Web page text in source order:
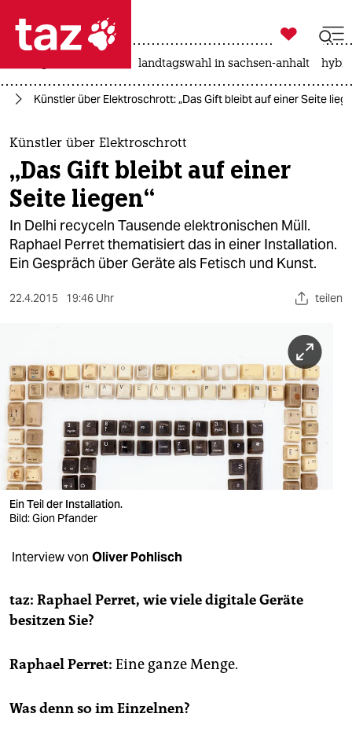
 taz zahl ich
taz zahl ich
themen
politik
öko
gesellschaft
nord
wahrheit
verlag
verlag
veranstaltungen
shop
unterstützen
genossenschaft
epaper login

taz zahl ich
landtagswahl in sachsen-anhalt
Künstler über Elektroschrott: „Das Gift bleibt auf einer Seite
Künstler über Elektroschrott
„Das Gift bleibt auf einer
Seite liegen“
In Delhi recyceln Tausende elektronischen Müll.
Raphael Perret thematisiert das in einer Installation.
Ein Gespräch über Geräte als Fetisch und Kunst.
22.4.2015 19:46 Uhr teilen
Ein Teil der Installation.
Bild: Gion Pfander
Interview von Oliver Pohlisch
taz: Raphael Perret, wie viele digitale Geräte
besitzen Sie?
Raphael Perret: Eine ganze Menge.
Was denn so im Einzelnen?